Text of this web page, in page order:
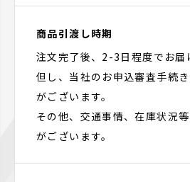
商品引渡し時期
注文完了後、2-3日程度でお届
但し、当社のお申込審査手続
がございます。
その他、交通事情、在庫状況
がございます。